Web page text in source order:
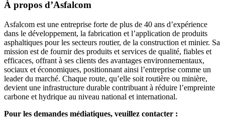
À propos d’Asfalcom
Asfalcom est une entreprise forte de plus de 40 ans d’expérience
dans le développement, la fabrication et l’application de produits
asphaltiques pour les secteurs routier, de la construction et minier. Sa
mission est de fournir des produits et services de qualité, fiables et
efficaces, offrant à ses clients des avantages environnementaux,
sociaux et économiques, positionnant ainsi l’entreprise comme un
leader du marché. Chaque route, qu’elle soit routière ou minière,
devient une infrastructure durable contribuant à réduire l’empreinte
carbone et hydrique au niveau national et international.
Pour les demandes médiatiques, veuillez contacter :